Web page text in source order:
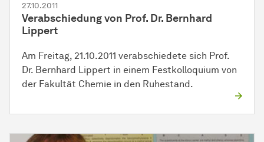
27.10.2011
Ver­ab­schie­dungvon Prof. Dr. Bernhard
Lippert
Am Freitag, 21.10.2011 verabschiedete sich Prof.
Dr. Bernhard Lippert in einem Festkolloquium von
der Fakultät Chemie in den Ruhestand.